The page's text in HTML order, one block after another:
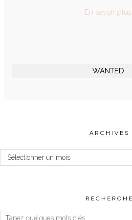
En savoir plus
WANTED
ARCHIVES
Archives
RECHERCHE